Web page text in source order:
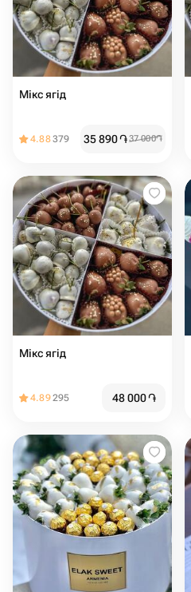
Мікс ягід
4.88379 35 890֏37 000֏
Мікс ягід
4.89295 48 000֏